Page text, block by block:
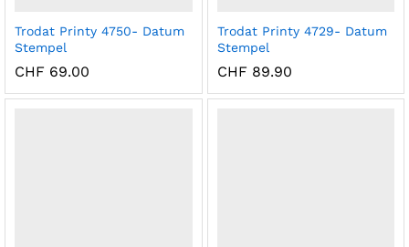
Trodat Printy 4750- Datum
Stempel
CHF 69.00
Trodat Printy 4729- Datum
Stempel
CHF 89.90